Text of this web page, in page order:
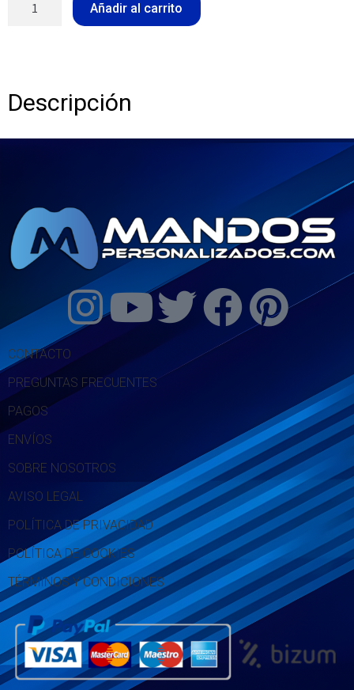
Añadir al carrito
Descripción
CONTACTO
PREGUNTAS FRECUENTES
PAGOS
ENVÍOS
SOBRE NOSOTROS
AVISO LEGAL
POLÍTICA DE PRIVACIDAD
POLÍTICA DE COOKIES
TÉRMINOS Y CONDICIONES